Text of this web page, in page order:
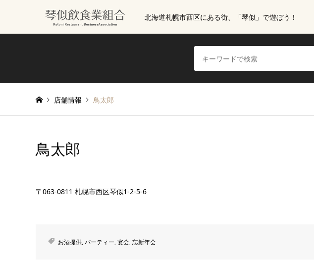
北海道札幌市西区にある街、「琴似」で遊ぼう！
店舗情報 鳥太郎
鳥太郎
〒063-0811 札幌市西区琴似1-2-5-6
お酒提供,パーティー,宴会,忘新年会